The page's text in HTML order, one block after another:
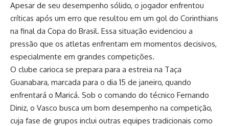
Apesar de seu desempenho sólido, o jogador enfrentou
críticas após um erro que resultou em um gol do Corinthians
na final da Copa do Brasil. Essa situação evidenciou a
pressão que os atletas enfrentam em momentos decisivos,
especialmente em grandes competições.
O clube carioca se prepara para a estreia na Taça
Guanabara, marcada para o dia 15 de janeiro, quando
enfrentará o Maricá. Sob o comando do técnico Fernando
Diniz, o Vasco busca um bom desempenho na competição,
cuja fase de grupos inclui outras equipes tradicionais como